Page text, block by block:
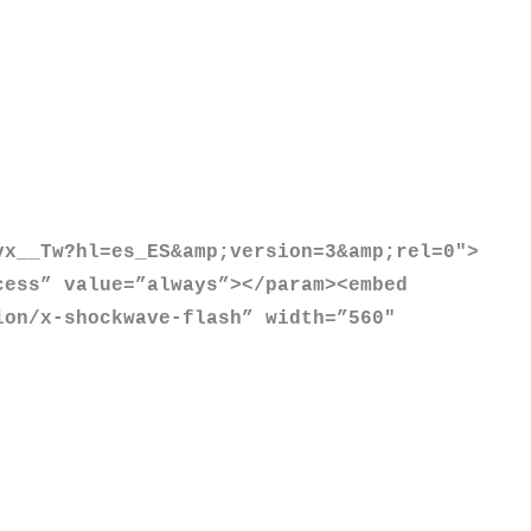
>
value=”always”></param><embed
x-shockwave-flash” width=”560″